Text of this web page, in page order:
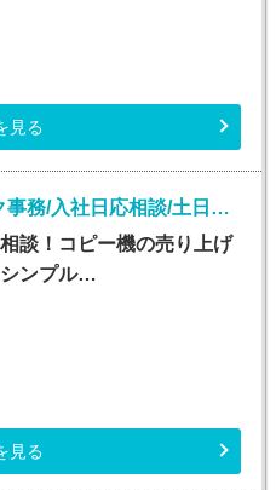
見る
オフィス事務(売上チェック事務/入社日応相談/土日祝休み)
談！コピー機の売り上げ
ンプル…
見る